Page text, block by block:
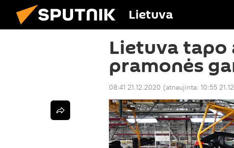
Lietuva
Lietuva
pramonės
08:41 21.12.2020 (atnaujinta: 10:55